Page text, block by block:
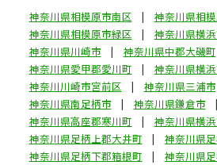
神奈川県相模原市南区
神奈川県相
神奈川県相模原市緑区
神奈川県横
神奈川県川崎市
神奈川県中郡大磯町
神奈川県愛甲郡愛川町
神奈川県横
神奈川川崎市宮前区
神奈川県三浦市
神奈川県南足柄市
神奈川県鎌倉市
神奈川県高座郡寒川町
神奈川県横
神奈川県足柄上郡大井町
神奈川県
神奈川県足柄下郡箱根町
神奈川県